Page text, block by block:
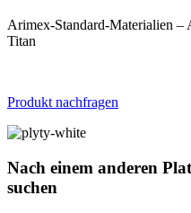
Arimex-Standard-Materialien
Titan
Produkt nachfragen
Nach einem anderen
suchen